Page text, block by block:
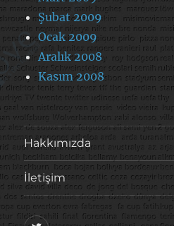
Şubat 2009
Ocak 2009
Aralık 2008
Kasım 2008
Hakkımızda
İletişim